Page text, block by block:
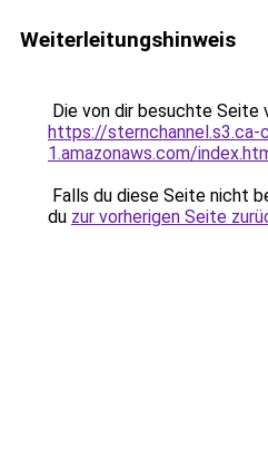
Weiterleitungshinweis
Die von dir besuchte Seite
https://sternchannel.s3.ca-
1.amazonaws.com/
Falls du diese Seite nicht
du zur vorherigen Seite